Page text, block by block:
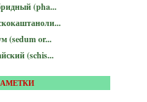
(pha...
(sedum or...
(schis...